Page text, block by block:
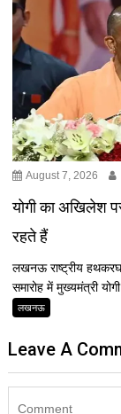
August 7, 2026
योगी का अखिलेश
रहते हैं
लखनऊ राष्ट्रीय
समारोह में मुख्यमंत्री
लखनऊ
Leave A